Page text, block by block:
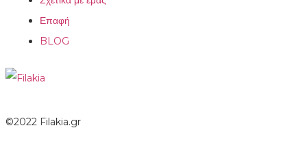
Επαφή
BLOG
©2022 Filakia.gr